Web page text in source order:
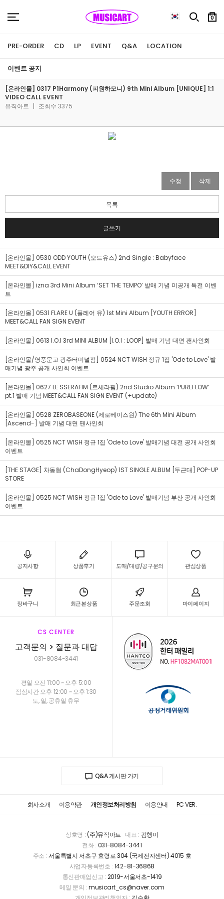
0
PRE-ORDER CD LP EVENT Q&A LOCATION
이벤트 공지
[온라인몰] 0317 P1Harmony (피원하모니) 9th Mini Album [UNIQUE] 1:1
VIDEO CALL EVENT
뮤직아트 | 조회수 3375
수정 삭제
목록
글쓰기
[온라인몰] 0530 ODD YOUTH (오드유스) 2nd Single : Babyface
MEET&DIY&CALL EVENT
[온라인몰] izna 3rd Mini Album ‘SET THE TEMPO’ 발매 기념 미공개 특전 이벤
트
[온라인몰] 0531 FLARE U (플레어 유) 1st Mini Album [YOUTH ERROR]
MEET&CALL FAN SIGN EVENT
[온라인몰] 0613 I.O.I 3rd MINI ALBUM [I.O.I : LOOP] 발매 기념 대면 팬사인회
[온라인몰/영풍문고 광주터미널점] 0524 NCT WISH 정규 1집 'Ode to Love' 발
매기념 광주 공개 사인회 이벤트
[온라인몰] 0627 LE SSERAFIM (르세라핌) 2nd Studio Album ‘PUREFLOW’
pt.1 발매 기념 MEET&CALL FAN SIGN EVENT (+update)
[온라인몰] 0528 ZEROBASEONE (제로베이스원) The 6th Mini Album
[Ascend-] 발매 기념 대면 팬사인회
[온라인몰] 0525 NCT WISH 정규 1집 'Ode to Love' 발매기념 대전 공개 사인회
이벤트
[THE STAGE] 차동협 (ChaDongHyeop) 1ST SINGLE ALBUM [두근대] POP-UP
STORE
[온라인몰] 0525 NCT WISH 정규 1집 'Ode to Love' 발매기념 부산 공개 사인회
이벤트
공지사항 상품후기 도매/대량/공구문의 관심상품
장바구니 최근본상품 주문조회 마이페이지
CS CENTER
고객문의 > 질문과 대답
031-8084-3441
평일 오전 11:00 ~ 오후 5:00
점심시간 오후 12:00 ~ 오후 1:30
토, 일, 공휴일 휴무
Q&A 게시판 가기
회사소개 이용약관 개인정보처리방침 이용안내 PC VER.
상호명 :(주)뮤직아트 대표 : 김행미
전화 : 031-8084-3441
주소 :서울특별시 서초구 효령로 304 (국제전자센터) 4015 호
사업자등록번호 : 142-81-36868
통신판매업신고 : 2019-서울서초-1419
메일 문의 :musicart_cs@naver.com